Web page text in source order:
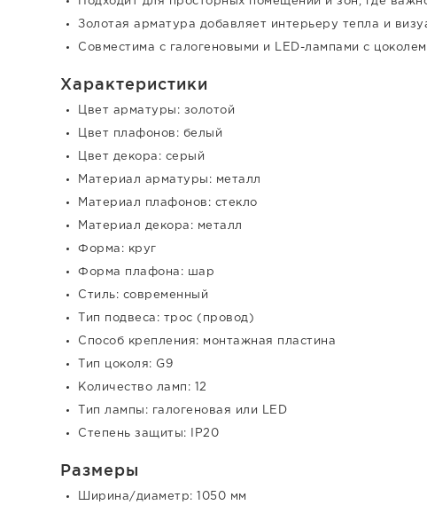
Золотая арматура добавляет интерьеру тепла и
Совместима с галогеновыми и LED-лампами с
Характеристики
Цвет арматуры: золотой
Цвет плафонов: белый
Цвет декора: серый
Материал арматуры: металл
Материал плафонов: стекло
Материал декора: металл
Форма: круг
Форма плафона: шар
Стиль: современный
Тип подвеса: трос (провод)
Способ крепления: монтажная пластина
Тип цоколя: G9
Количество ламп: 12
Тип лампы: галогеновая или LED
Степень защиты: IP20
Размеры
Ширина/диаметр: 1050 мм